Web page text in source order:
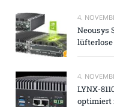
4.
Neousys
lüfterlose
4.
LYNX-
optimiert